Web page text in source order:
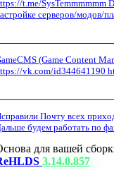
t.me/SysTemmmmmm
серверов/модов/
(Game Content
vk.com/id344641190
Почту всех
будем работать по
для вашей
3.14.0.857